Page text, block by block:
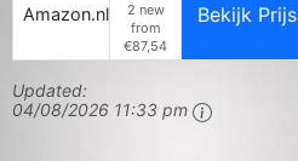
Amazon.nl
2 new
from
€87,54
Bekijk Prijs
Updated:
04/08/2026 11:33 pm